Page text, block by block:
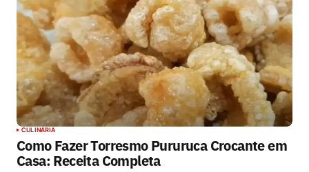
CULINÁRIA
Como Fazer Torresmo Pururuca Crocante em
Casa: Receita Completa